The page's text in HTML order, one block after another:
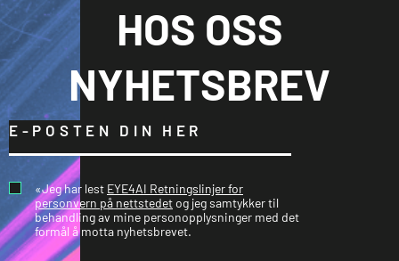
HOS OSS
NYHETSBREV
«Jeg har lest EYE4AI Retningslinjer for
personvern på nettstedetog jeg samtykker til
behandling av mine personopplysninger med det
formål å motta nyhetsbrevet.